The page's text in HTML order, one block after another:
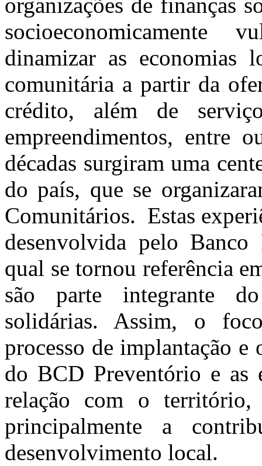
organizações de finanças
socioeconomicamente
dinamizar as economias
comunitária a partir da
crédito, além de
empreendimentos, entre
décadas surgiram uma
do país, que se
Comunitários. Estas
desenvolvida pelo Banco
qual se tornou referência
são parte integrante
solidárias. Assim, o
processo de implantação
do BCD Preventório e as
relação com o território,
principalmente a
desenvolvimento local.